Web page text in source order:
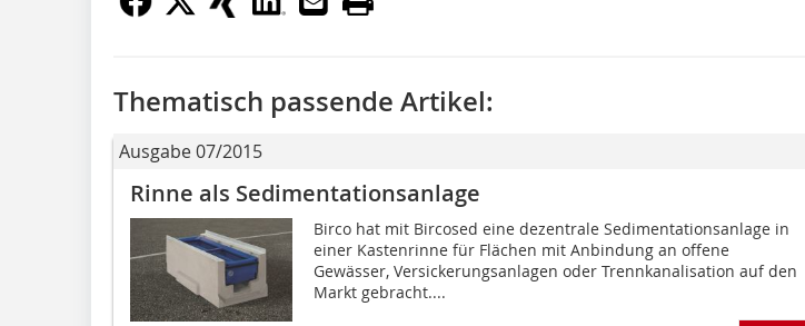
Thematisch passende Artikel:
Ausgabe 07/2015
Rinne als Sedimentationsanlage
Birco hat mit Bircosed eine dezentrale Sedimentationsanlage in
einer Kastenrinne für Flächen mit Anbindung an offene
Gewässer, Versickerungsanlagen oder Trennkanalisation auf den
Markt gebracht....